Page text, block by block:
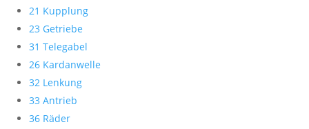
21 Kupplung
23 Getriebe
31 Telegabel
26 Kardanwelle
32 Lenkung
33 Antrieb
36 Räder